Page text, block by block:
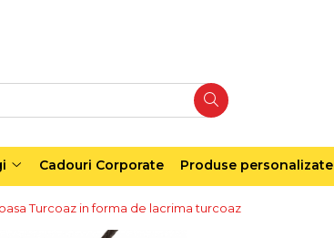
Cadouri Corporate Produse personalizate
Turcoaz in forma de lacrima turcoaz